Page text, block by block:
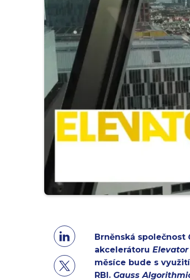
Brněnská společnost
akcelerátoru
měsíce bude s
RBI.Gauss